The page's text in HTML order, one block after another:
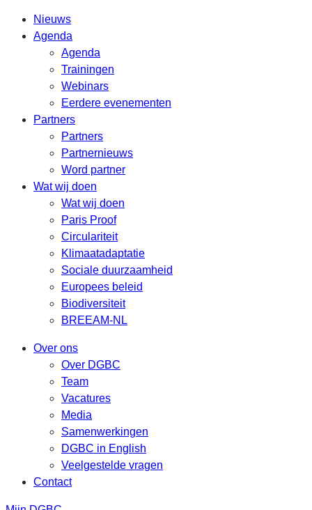
Nieuws
Agenda
Agenda
Trainingen
Webinars
Eerdere evenementen
Partners
Partners
Partnernieuws
Word partner
Wat wij doen
Wat wij doen
Paris Proof
Circulariteit
Klimaatadaptatie
Sociale duurzaamheid
Europees beleid
Biodiversiteit
BREEAM-NL
Over ons
Over DGBC
Team
Vacatures
Media
Samenwerkingen
DGBC in English
Veelgestelde vragen
Contact